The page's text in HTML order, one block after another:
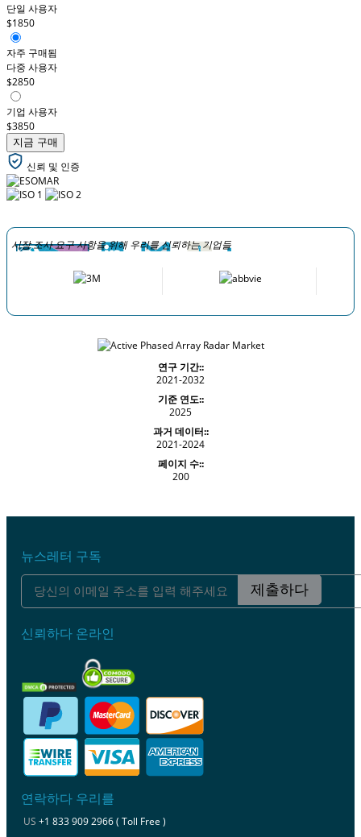
단일 사용자
$1850
자주 구매됨
다중 사용자
$2850
기업 사용자
$3850
지금 구매
신뢰 및 인증
시장 조사 요구 사항을 위해 우리를 신뢰하는 기업들
연구 기간::
2021-2032
기준 연도::
2025
과거 데이터::
2021-2024
페이지 수::
200
뉴스레터 구독
제출하다
신뢰하다 온라인
연락하다 우리를
US +1 833 909 2966 ( Toll Free )